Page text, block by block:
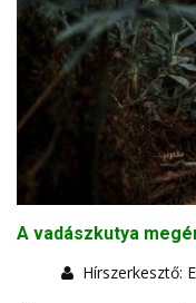
A vadászkutya
Hírszerkesztő: